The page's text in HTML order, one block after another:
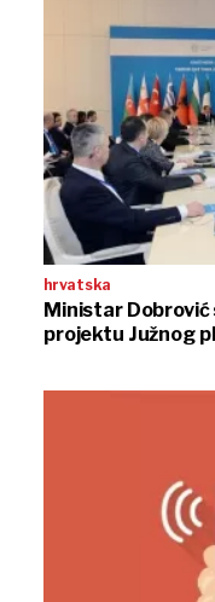
hrvatska
Ministar Dobrović
projektu Južnog